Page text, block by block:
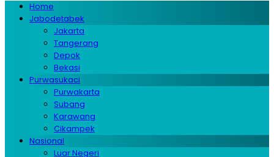
Home
Jabodetabek
Jakarta
Tangerang
Depok
Bekasi
Purwasukaci
Purwakarta
Subang
Karawang
Cikampek
Nasional
Luar Negeri